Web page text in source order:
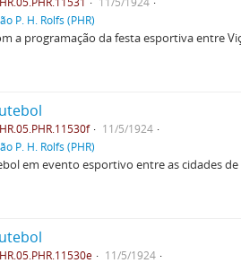
P. H. Rolfs (PHR)
a programação da festa esportiva entre
11/5/1924
P. H. Rolfs (PHR)
em evento esportivo entre as cidades de
11/5/1924